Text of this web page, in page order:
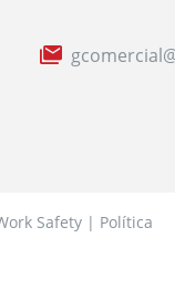
Safety | Política